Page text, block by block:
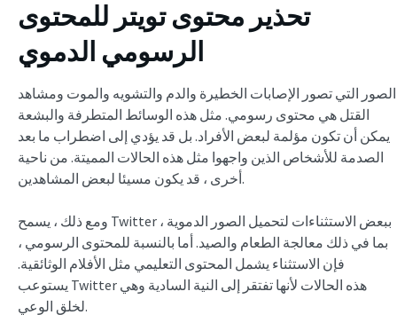
تحذير محتوى تويتر للمحتوى
الرسومي الدموي
الصور التي تصور الإصابات الخطيرة والدم والتشويه والموت ومشاهد
القتل هي محتوى رسومي. مثل هذه الوسائط المتطرفة والبشعة
يمكن أن تكون مؤلمة لبعض الأفراد. بل قد يؤدي إلى اضطراب ما بعد
الصدمة للأشخاص الذين واجهوا مثل هذه الحالات المميتة. من ناحية
أخرى ، قد يكون مسيئا لبعض المشاهدين.
ومع ذلك ، يسمح Twitter ببعض الاستثناءات لتحميل الصور الدموية ،
بما في ذلك معالجة الطعام والصيد. أما بالنسبة للمحتوى الرسومي ،
فإن الاستثناء يشمل المحتوى التعليمي مثل الأفلام الوثائقية.
يستوعب Twitter هذه الحالات لأنها تفتقر إلى النية السادية وهي
لخلق الوعي.